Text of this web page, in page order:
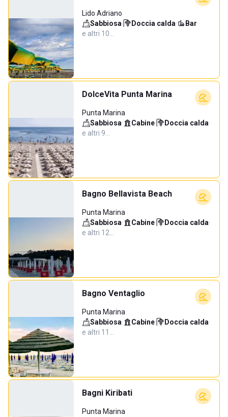
Lido Adriano
Sabbiosa· Doccia calda· Bar·
e altri 10…
DolceVita Punta Marina
Punta Marina
Sabbiosa· Cabine· Doccia calda·
e altri 9…
Bagno Bellavista Beach
Punta Marina
Sabbiosa· Cabine· Doccia calda·
e altri 12…
Bagno Ventaglio
Punta Marina
Sabbiosa· Cabine· Doccia calda·
e altri 11…
Bagni Kiribati
Punta Marina